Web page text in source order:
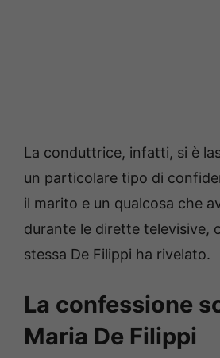
La conduttrice, infatti, si è
un particolare tipo di
il marito e un qualcosa che
durante le dirette televisive,
stessa De Filippi ha rivelato.
La confessione
Maria De Filippi